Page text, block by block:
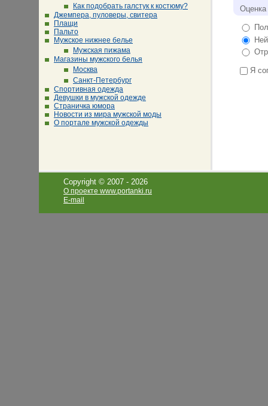
Как подобрать галстук к костюму?
Джемпера, пуловеры, свитера
Плащи
Пальто
Мужское нижнее белье
Мужская пижама
Магазины мужского белья
Москва
Санкт-Петербург
Спортивная одежда
Девушки в мужской одежде
Страничка юмора
Новости из мира мужской моды
О портале мужской одежды
Оценка
Я
Copyright © 2007 - 2026
О проекте www.portanki.ru
E-mail